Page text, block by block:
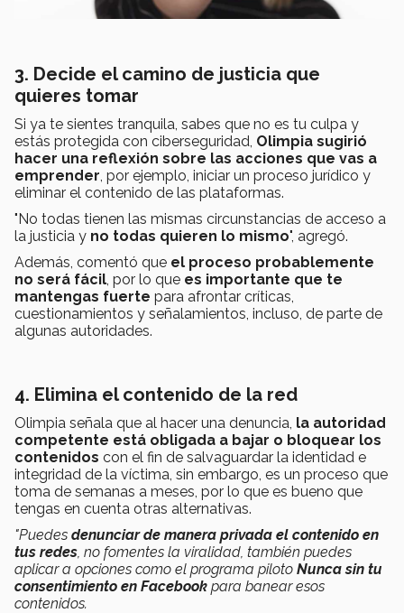
3. Decide el camino de justicia que
quieres tomar
Si ya te sientes tranquila, sabes que no es tu culpa y
estás protegida con ciberseguridad, Olimpia sugirió
hacer una reflexión sobre las acciones que vas a
emprender, por ejemplo, iniciar un proceso jurídico y
eliminar el contenido de las plataformas.
"No todas tienen las mismas circunstancias de acceso a
la justicia y no todas quieren lo mismo", agregó.
Además, comentó que el proceso probablemente
no será fácil, por lo que es importante que te
mantengas fuerte para afrontar críticas,
cuestionamientos y señalamientos, incluso, de parte de
algunas autoridades.
4. Elimina el contenido de la red
Olimpia señala que al hacer una denuncia, la autoridad
competente está obligada a bajar o bloquear los
contenidos con el fin de salvaguardar la identidad e
integridad de la víctima, sin embargo, es un proceso que
toma de semanas a meses, por lo que es bueno que
tengas en cuenta otras alternativas.
"Puedes denunciar de manera privada el contenido en
tus redes, no fomentes la viralidad, también puedes
aplicar a opciones como el programa piloto Nunca sin tu
consentimiento en Facebook para banear esos
contenidos.